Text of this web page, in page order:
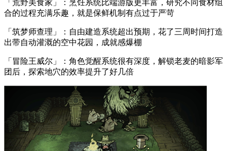
「荒野美食家」：烹饪系统比端游版更丰富，研究不同食材组
合的过程充满乐趣，就是保鲜机制有点过于严苛
「筑梦师查理」：自由建造系统超出预期，花了三周时间打造
出带自动灌溉的空中花园，成就感爆棚
「冒险王威尔」：角色觉醒系统很有深度，解锁老麦的暗影军
团后，探索地穴的效率提升了好几倍